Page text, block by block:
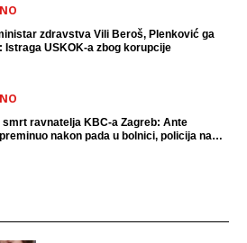
zdravstva Vili Beroš, Plenković ga
Istraga USKOK-a zbog korupcije
smrt ravnatelja KBC-a Zagreb: Ante
nakon pada u bolnici, policija na